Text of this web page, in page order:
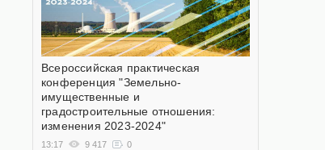
Всероссийская практическая
конференция "Земельно-
имущественные и
градостроительные отношения:
изменения 2023-2024"
13:17 9 417 0